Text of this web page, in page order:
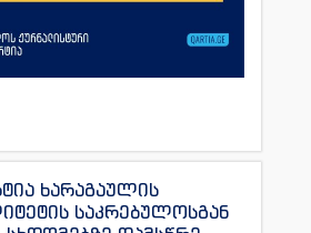
ხარაგაულის
საკრებულოსგან